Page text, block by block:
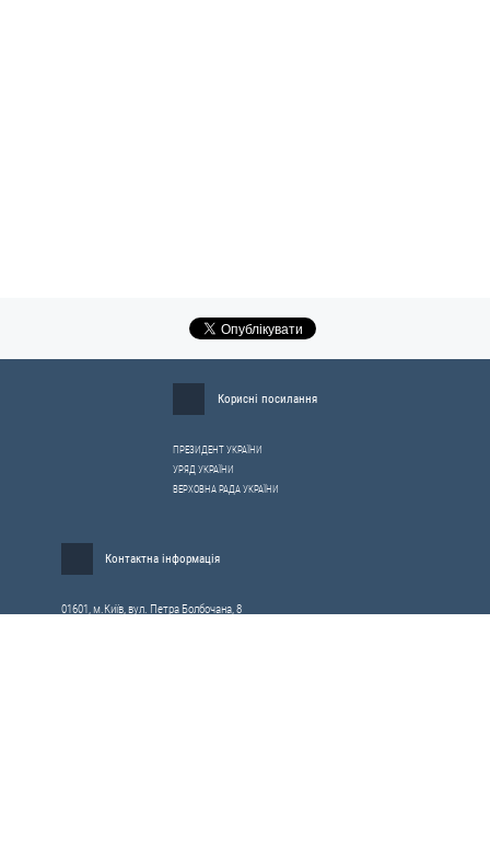
Корисні посилання
ПРЕЗИДЕНТ УКРАЇНИ
УРЯД УКРАЇНИ
ВЕРХОВНА РАДА УКРАЇНИ
Контактна інформація
01601, м.Київ, вул. Петра Болбочана, 8